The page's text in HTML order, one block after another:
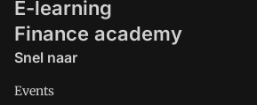
E-learning
Finance academy
Snel naar
Events